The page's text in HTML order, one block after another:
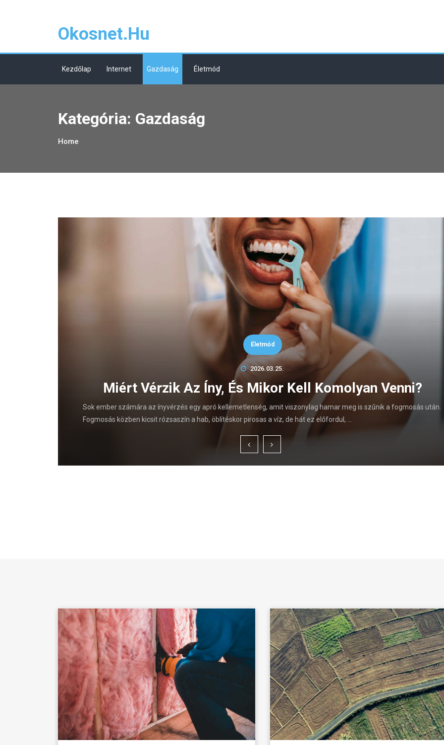
Okosnet.hu
Kezdőlap Internet Gazdaság Életmód
Kategória: Gazdaság
Home
Életmód
2026.03.25.
Miért Vérzik Az Íny, És Mikor Kell Komolyan Venni?
Sok ember számára az ínyvérzés egy apró kellemetlenség, amit viszonylag hamar meg is szűnik a fogmosás után.
Fogmosás közben kicsit rózsaszín a hab, öblítéskor pirosas a víz, de hát ez előfordul, …